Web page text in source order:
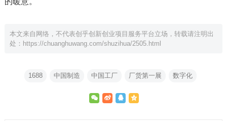
本文来自网络，不代表创乎创新创业项目服务平台立场，转载请注明出
处： https://chuanghuwang.com/shuzihua/2505.html
1688 中国制造 中国工厂 厂货第一展 数字化